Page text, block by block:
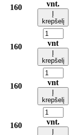
160 vnt.
krepšelį
160 vnt
krepšelį
160 vnt
krepšelį
160 vnt.